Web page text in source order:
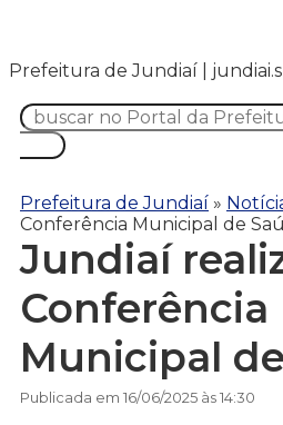
Prefeitura de Jundiaí |
Prefeitura de Jundiaí »
Conferência Municipal de
Jundiaí
Conferência
Municipal
Publicada em 16/06/2025 às 14:30